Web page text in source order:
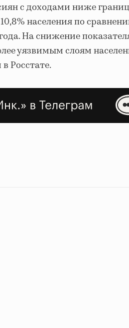
с доходами ниже
населения по
На снижение
уязвимым слоям
Росстате.